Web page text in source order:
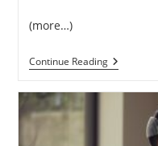
(more…)
Continue ReadingTeknologi
Robot